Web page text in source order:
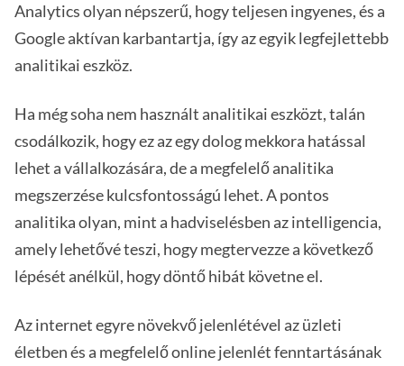
Analytics olyan népszerű, hogy teljesen ingyenes, és a
Google aktívan karbantartja, így az egyik legfejlettebb
analitikai eszköz.
Ha még soha nem használt analitikai eszközt, talán
csodálkozik, hogy ez az egy dolog mekkora hatással
lehet a vállalkozására, de a megfelelő analitika
megszerzése kulcsfontosságú lehet. A pontos
analitika olyan, mint a hadviselésben az intelligencia,
amely lehetővé teszi, hogy megtervezze a következő
lépését anélkül, hogy döntő hibát követne el.
Az internet egyre növekvő jelenlétével az üzleti
életben és a megfelelő online jelenlét fenntartásának